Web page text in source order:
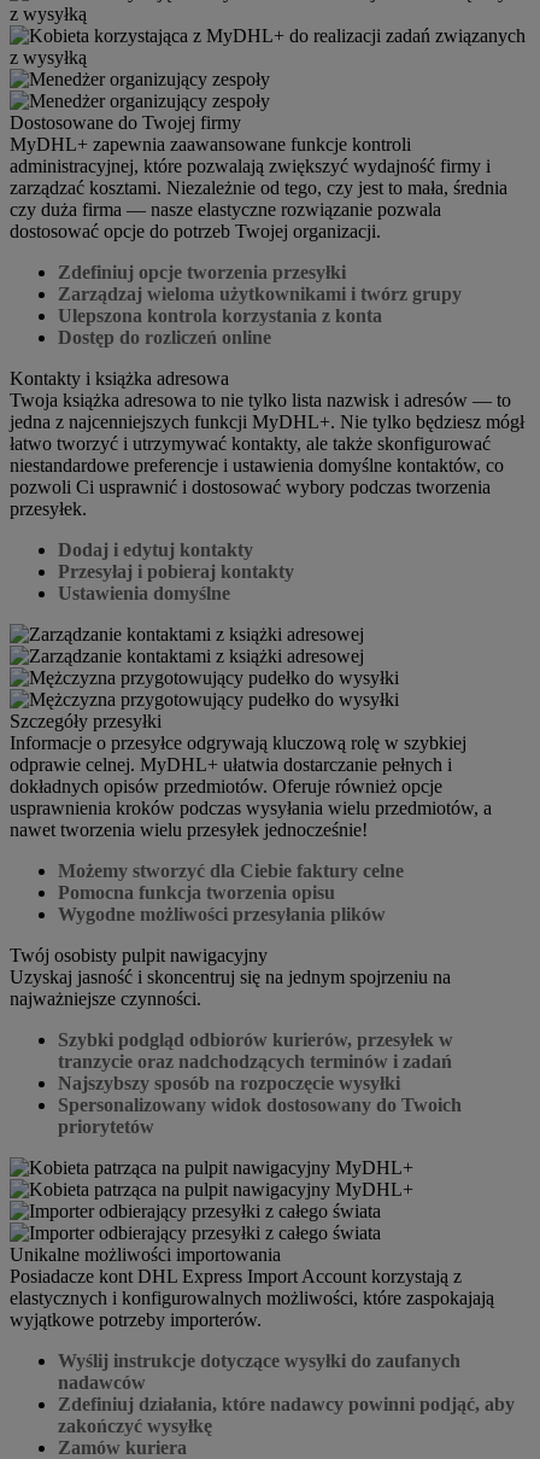
Dostosowane do Twojej firmy
MyDHL+ zapewnia zaawansowane funkcje kontroli
administracyjnej, które pozwalają zwiększyć wydajność firmy i
zarządzać kosztami. Niezależnie od tego, czy jest to mała, średnia
czy duża firma — nasze elastyczne rozwiązanie pozwala
dostosować opcje do potrzeb Twojej organizacji.
Zdefiniuj opcje tworzenia przesyłki
Zarządzaj wieloma użytkownikami i twórz grupy
Ulepszona kontrola korzystania z konta
Dostęp do rozliczeń online
Kontakty i książka adresowa
Twoja książka adresowa to nie tylko lista nazwisk i adresów — to
jedna z najcenniejszych funkcji MyDHL+. Nie tylko będziesz mógł
łatwo tworzyć i utrzymywać kontakty, ale także skonfigurować
niestandardowe preferencje i ustawienia domyślne kontaktów, co
pozwoli Ci usprawnić i dostosować wybory podczas tworzenia
przesyłek.
Dodaj i edytuj kontakty
Przesyłaj i pobieraj kontakty
Ustawienia domyślne
Szczegóły przesyłki
Informacje o przesyłce odgrywają kluczową rolę w szybkiej
odprawie celnej. MyDHL+ ułatwia dostarczanie pełnych i
dokładnych opisów przedmiotów. Oferuje również opcje
usprawnienia kroków podczas wysyłania wielu przedmiotów, a
nawet tworzenia wielu przesyłek jednocześnie!
Możemy stworzyć dla Ciebie faktury celne
Pomocna funkcja tworzenia opisu
Wygodne możliwości przesyłania plików
Twój osobisty pulpit nawigacyjny
Uzyskaj jasność i skoncentruj się na jednym spojrzeniu na
najważniejsze czynności.
Szybki podgląd odbiorów kurierów, przesyłek w
tranzycie oraz nadchodzących terminów i zadań
Najszybszy sposób na rozpoczęcie wysyłki
Spersonalizowany widok dostosowany do Twoich
priorytetów
Unikalne możliwości importowania
Posiadacze kont DHL Express Import Account korzystają z
elastycznych i konfigurowalnych możliwości, które zaspokajają
wyjątkowe potrzeby importerów.
Wyślij instrukcje dotyczące wysyłki do zaufanych
nadawców
Zdefiniuj działania, które nadawcy powinni podjąć, aby
zakończyć wysyłkę
Zamów kuriera